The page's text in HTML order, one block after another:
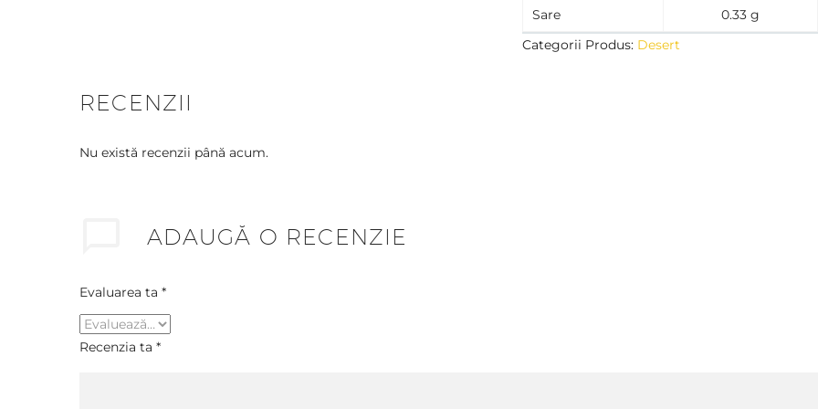
Sare
0.33 g
Categorii Produs: Desert
RECENZII
Nu există recenzii până acum.
ADAUGĂ O RECENZIE
Evaluarea ta *
Recenzia ta *